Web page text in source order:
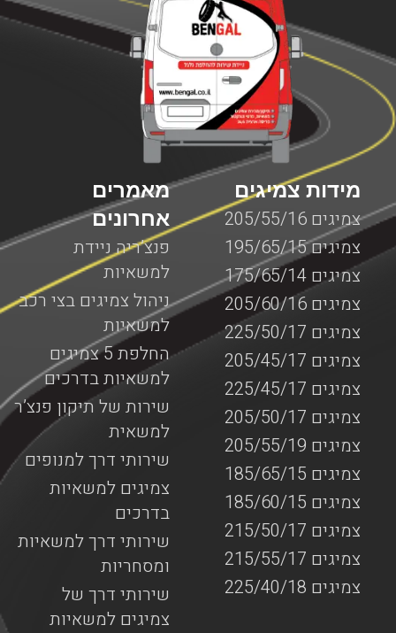
מאמרים
אחרונים
פנצ’ריה ניידת
למשאיות
ניהול צמיגים בצי רכב
למשאיות
החלפת 5 צמיגים
למשאיות בדרכים
שירות של תיקון פנצ’ר
למשאית
שירותי דרך למנופים
צמיגים למשאיות
בדרכים
שירותי דרך למשאיות
ומסחריות
שירותי דרך של
צמיגים למשאיות
מידות צמיגים
צמיגים 205/55/16
צמיגים 195/65/15
צמיגים 175/65/14
צמיגים 205/60/16
צמיגים 225/50/17
צמיגים 205/45/17
צמיגים 225/45/17
צמיגים 205/50/17
צמיגים 205/55/19
צמיגים 185/65/15
צמיגים 185/60/15
צמיגים 215/50/17
צמיגים 215/55/17
צמיגים 225/40/18